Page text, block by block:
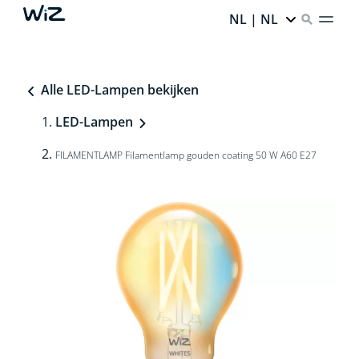
NL | NL
Alle LED-Lampen bekijken
LED-Lampen
FILAMENTLAMP Filamentlamp gouden coating 50 W A60 E27